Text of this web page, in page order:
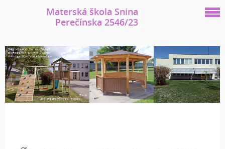
Materská škola Snina
Perečínska 2546/23